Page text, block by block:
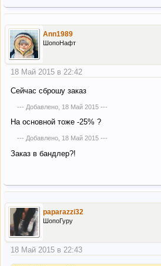
Ann1989
ШопоНафт
18 Май 2015 в 22:42
Сейчас сброшу заказ
--- Добавлено, 18 Май 2015---
На основной тоже -25% ?
--- Добавлено, 18 Май 2015---
Заказ в бандлер?!
paparazzi32
ШопоГуру
18 Май 2015 в 22:43